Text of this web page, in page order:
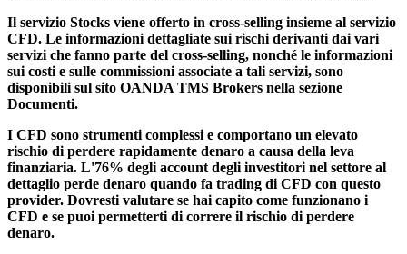
Il servizio Stocks viene offerto in cross-selling insieme al servizio
CFD. Le informazioni dettagliate sui rischi derivanti dai vari
servizi che fanno parte del cross-selling, nonché le informazioni
sui costi e sulle commissioni associate a tali servizi, sono
disponibili sul sito OANDA TMS Brokers nella sezione
Documenti.
I CFD sono strumenti complessi e comportano un elevato
rischio di perdere rapidamente denaro a causa della leva
finanziaria. L'76% degli account degli investitori nel settore al
dettaglio perde denaro quando fa trading di CFD con questo
provider. Dovresti valutare se hai capito come funzionano i
CFD e se puoi permetterti di correre il rischio di perdere
denaro.